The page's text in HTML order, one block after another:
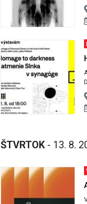
ŠTVRTOK - 13. 8.